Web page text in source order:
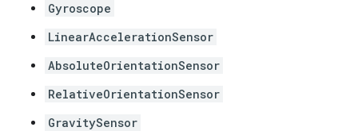
Gyroscope
LinearAccelerationSensor
AbsoluteOrientationSensor
RelativeOrientationSensor
GravitySensor